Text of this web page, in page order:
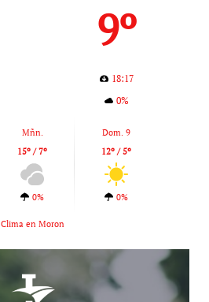
9º
18:17
0%
Mñn.
15º / 7º
0%
Dom. 9
12º / 5º
0%
Clima en Moron